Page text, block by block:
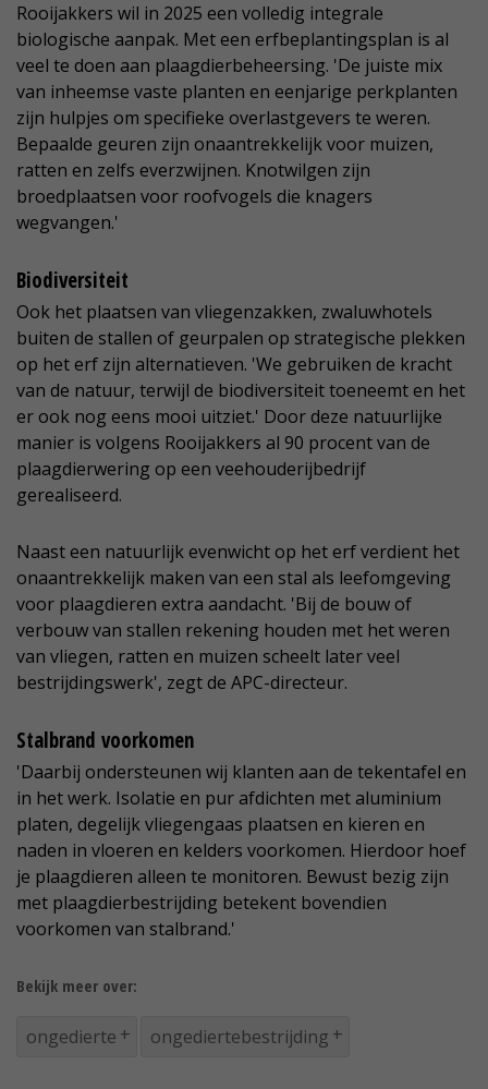
Rooijakkers wil in 2025 een volledig integrale
biologische aanpak. Met een erfbeplantingsplan is al
veel te doen aan plaagdierbeheersing. 'De juiste mix
van inheemse vaste planten en eenjarige perkplanten
zijn hulpjes om specifieke overlastgevers te weren.
Bepaalde geuren zijn onaantrekkelijk voor muizen,
ratten en zelfs everzwijnen. Knotwilgen zijn
broedplaatsen voor roofvogels die knagers
wegvangen.'
Biodiversiteit
Ook het plaatsen van vliegenzakken, zwaluwhotels
buiten de stallen of geurpalen op strategische plekken
op het erf zijn alternatieven. 'We gebruiken de kracht
van de natuur, terwijl de biodiversiteit toeneemt en het
er ook nog eens mooi uitziet.' Door deze natuurlijke
manier is volgens Rooijakkers al 90 procent van de
plaagdierwering op een veehouderijbedrijf
gerealiseerd.
Naast een natuurlijk evenwicht op het erf verdient het
onaantrekkelijk maken van een stal als leefomgeving
voor plaagdieren extra aandacht. 'Bij de bouw of
verbouw van stallen rekening houden met het weren
van vliegen, ratten en muizen scheelt later veel
bestrijdingswerk', zegt de APC-directeur.
Stalbrand voorkomen
'Daarbij ondersteunen wij klanten aan de tekentafel en
in het werk. Isolatie en pur afdichten met aluminium
platen, degelijk vliegengaas plaatsen en kieren en
naden in vloeren en kelders voorkomen. Hierdoor hoef
je plaagdieren alleen te monitoren. Bewust bezig zijn
met plaagdierbestrijding betekent bovendien
voorkomen van stalbrand.'
Bekijk meer over:
ongedierte ongediertebestrijding